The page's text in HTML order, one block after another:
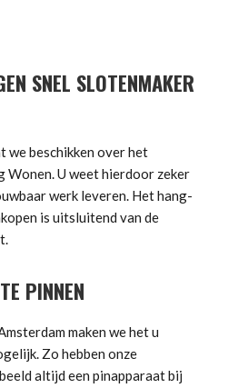
SNEL SLOTENMAKER
we beschikken over het
Wonen. U weet hierdoor zeker
werk leveren. Het hang-
is uitsluitend van de
PINNEN
maken we het u
Zo hebben onze
altijd een pinapparaat bij